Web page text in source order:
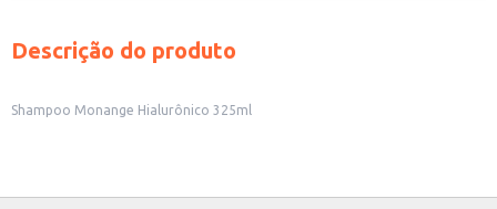
Descrição do produto
Shampoo Monange Hialurônico 325ml